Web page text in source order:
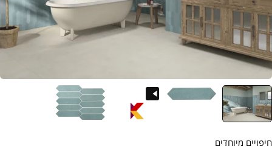
חיפויים מיוחדים